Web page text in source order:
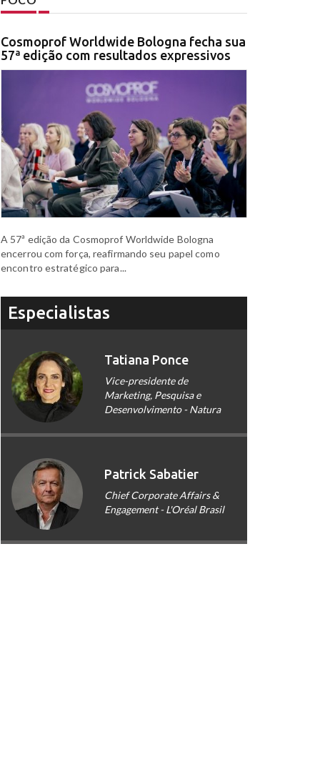
Cosmoprof Worldwide Bologna fecha sua
57ª edição com resultados expressivos
A 57ª edição da Cosmoprof Worldwide Bologna
encerrou com força, reafirmando seu papel como
encontro estratégico para...
Especialistas
Tatiana Ponce
Vice-presidente de
Marketing, Pesquisa e
Desenvolvimento - Natura
Patrick Sabatier
Chief Corporate Affairs &
Engagement - L'Oréal Brasil